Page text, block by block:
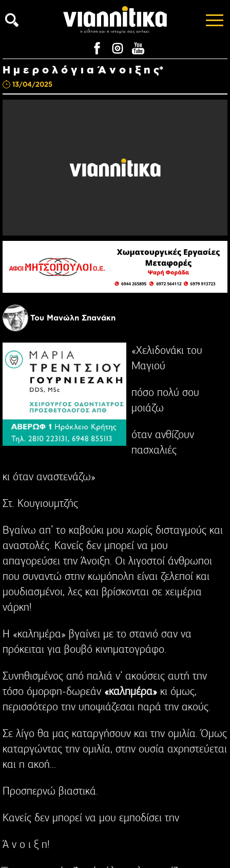
Η μ ε ρ ο λ ό γ ι α Ά ν ο ι ξ η ς*
13/04/2025
Του Μανώλη Σπανάκη
«Χελιδονάκι του
Μαγιού
πόσο πολύ σου
μοιάζω
όταν ανθίζουν
πασχαλιές
κι όταν αναστενάζω»
Στ. Κουγιουμτζής
Βγαίνω απ’ το καβούκι μου χωρίς δισταγμούς και
αναστολές. Κανείς δεν μπορεί να μου
απαγορεύσει την Άνοιξη. Οι λιγοστοί άνθρωποι
που συναντώ στην κωμόπολη είναι ζελεποί και
μουδιασμένοι, λες και βρίσκονται σε χειμέρια
νάρκη!
Η «καλημέρα» βγαίνει με το στανιό σαν να
πρόκειται για βουβό κινηματογράφο.
Συνηθισμένος από παλιά ν’ ακούσεις αυτή την
τόσο όμορφη-δωρεάν «καλημέρα» κι όμως,
περισσότερο την υποψιάζεσαι παρά την ακούς.
Σε λίγο θα μας καταργήσουν και την ομιλία. Όμως
καταργώντας την ομιλία, στην ουσία αχρηστεύεται
και η ακοή...
Προσπερνώ βιαστικά.
Κανείς δεν μπορεί να μου εμποδίσει την
Ά ν ο ι ξ η!